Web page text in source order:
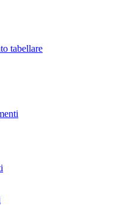
tabellare